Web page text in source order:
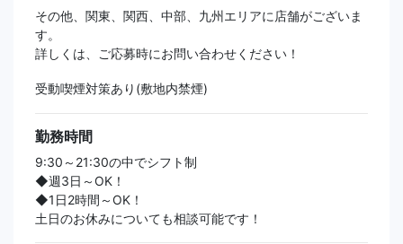
その他、関東、関西、中部、九州エリアに店舗がございま
す。
詳しくは、ご応募時にお問い合わせください！
受動喫煙対策あり(敷地内禁煙)
勤務時間
9:30～21:30の中でシフト制
◆週3日～OK！
◆1日2時間～OK！
土日のお休みについても相談可能です！